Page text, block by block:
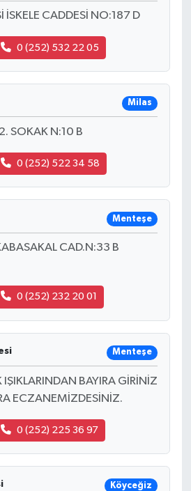
İSKELE CADDESİ NO:187 D
0 (252) 532 22 05
Milas
SOKAK N:10 B
0 (252) 522 34 58
Menteşe
CAD.N:33 B
0 (252) 232 20 01
Menteşe
IŞIKLARINDAN BAYIRA GİRİNİZ
ECZANEMİZDESİNİZ.
0 (252) 225 36 97
Köyceğiz